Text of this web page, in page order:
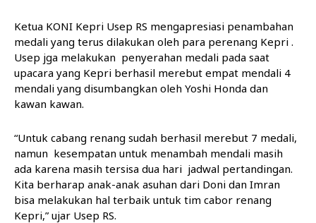
Ketua KONI Kepri Usep RS mengapresiasi penambahan
medali yang terus dilakukan oleh para perenang Kepri .
Usep jga melakukan penyerahan medali pada saat
upacara yang Kepri berhasil merebut empat mendali 4
mendali yang disumbangkan oleh Yoshi Honda dan
kawan kawan.
“Untuk cabang renang sudah berhasil merebut 7 medali,
namun kesempatan untuk menambah mendali masih
ada karena masih tersisa dua hari jadwal pertandingan.
Kita berharap anak-anak asuhan dari Doni dan Imran
bisa melakukan hal terbaik untuk tim cabor renang
Kepri,” ujar Usep RS.